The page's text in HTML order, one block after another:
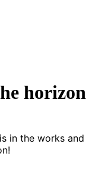
horizon
in the works and